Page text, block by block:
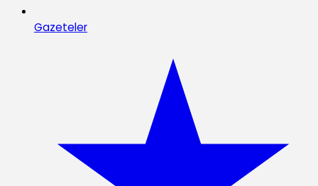
Gazeteler